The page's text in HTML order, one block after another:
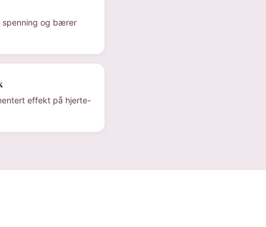
spenning og bærer
effekt på hjerte-